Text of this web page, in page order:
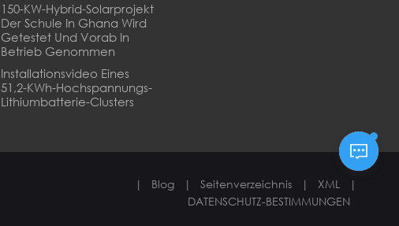
150-KW-Hybrid-Solarprojekt
Der Schule In Ghana Wird
Getestet Und Vorab In
Betrieb Genommen
Installationsvideo Eines
51,2-KWh-Hochspannungs-
Lithiumbatterie-Clusters
| Blog | Seitenverzeichnis | XML
|
DATENSCHUTZ-BESTIMMUNGEN